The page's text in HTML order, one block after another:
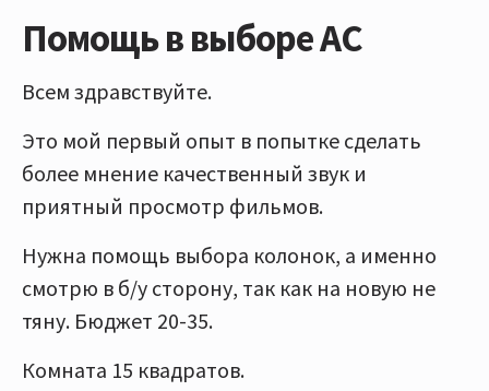
Помощь в выборе АС
Всем здравствуйте.
Это мой первый опыт в попытке сделать
более мнение качественный звук и
приятный просмотр фильмов.
Нужна помощь выбора колонок, а именно
смотрю в б/у сторону, так как на новую не
тяну. Бюджет 20-35.
Комната 15 квадратов.